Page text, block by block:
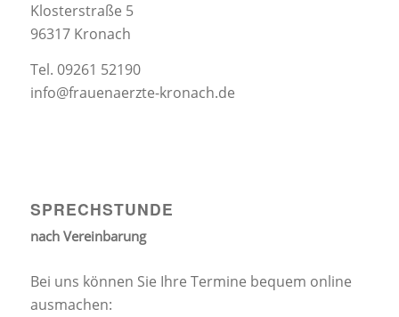
Klosterstraße 5
96317 Kronach
Tel. 09261 52190
info@frauenaerzte-kronach.de
SPRECHSTUNDE
nach Vereinbarung
Bei uns können Sie Ihre Termine bequem online
ausmachen: